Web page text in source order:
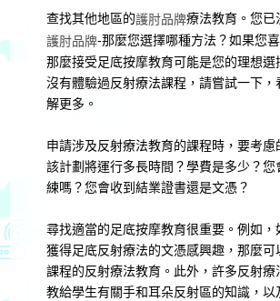
查找其他地區的護肘品牌療法教育。您已
護肘品牌-那麼您選擇哪種方法？如果您
那麼接受足底按摩教育可能是您的理想選
沒有體驗過反射療法課程，請嘗試一下，
解更多。
申請涉及反射療法教育的課程時，要考慮
該計劃將運行多長時間？學費是多少？您
練嗎？您會收到結業證書還是文憑？
尋找適當的足底按摩教育很重要。例如，
獲得足底反射療法的文憑感興趣，那麼可
課程的反射療法教育。此外，許多反射療
教給學生有關手和耳朵反射區的知識，以